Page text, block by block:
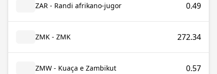
ZAR - Randi afrikano-jugor 0.49
ZMK - ZMK 272.34
ZMW - Kuaça e Zambikut 0.57